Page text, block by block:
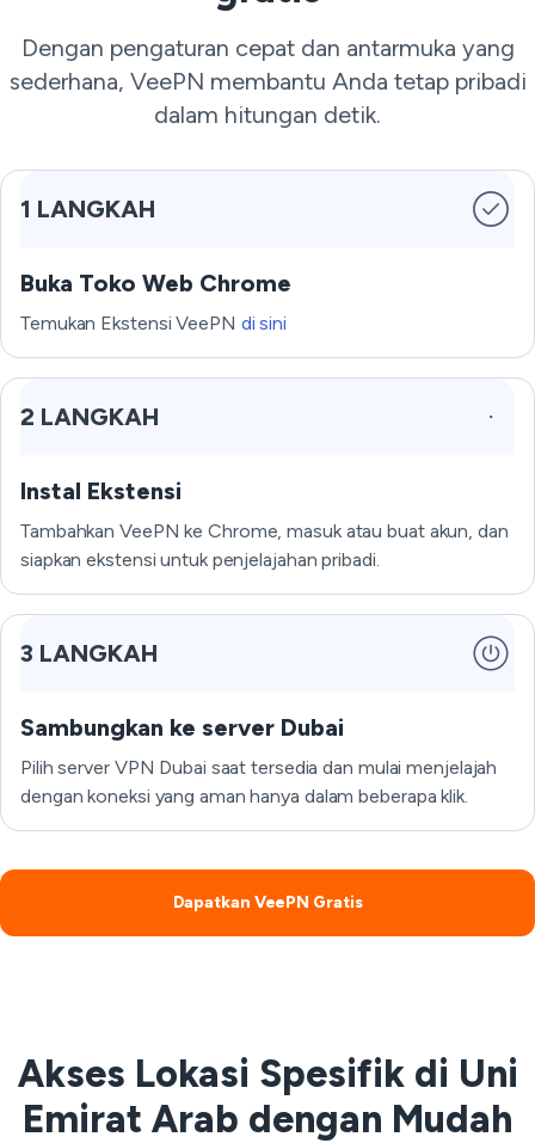
Dengan pengaturan cepat dan antarmuka yang
sederhana, VeePN membantu Anda tetap pribadi
dalam hitungan detik.
1 LANGKAH
Buka Toko Web Chrome
Temukan Ekstensi VeePN di sini
2 LANGKAH
Instal Ekstensi
Tambahkan VeePN ke Chrome, masuk atau buat akun, dan
siapkan ekstensi untuk penjelajahan pribadi.
3 LANGKAH
Sambungkan ke server Dubai
Pilih server VPN Dubai saat tersedia dan mulai menjelajah
dengan koneksi yang aman hanya dalam beberapa klik.
Dapatkan VeePN Gratis
Akses Lokasi Spesifik di Uni
Emirat Arab dengan Mudah